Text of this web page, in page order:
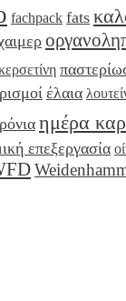
fachpack fats
έλαια
ημέρα
επεξεργασία